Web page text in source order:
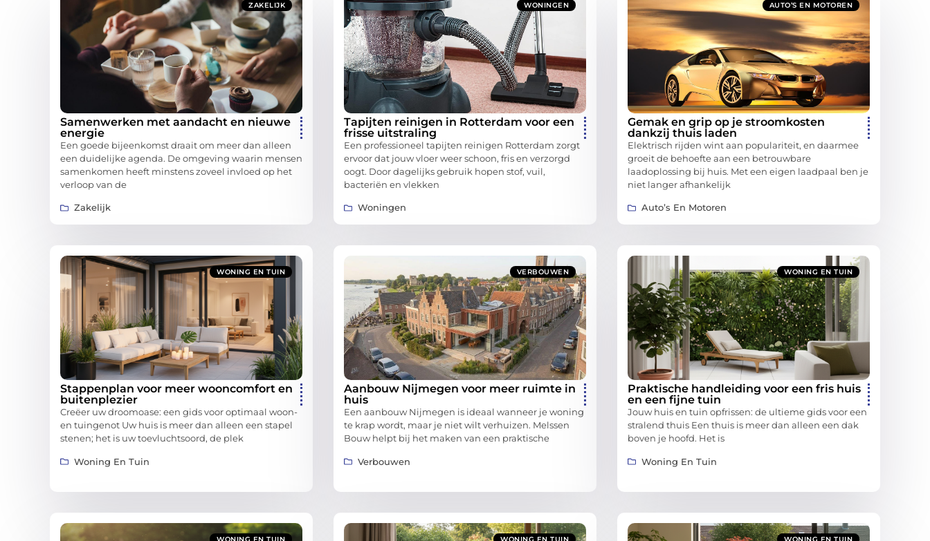
ZAKELIJK
Samenwerken met aandacht en nieuwe
energie
Een goede bijeenkomst draait om meer dan alleen
een duidelijke agenda. De omgeving waarin mensen
samenkomen heeft minstens zoveel invloed op het
verloop van de
Zakelijk
WONINGEN
Tapijten reinigen in Rotterdam voor een
frisse uitstraling
Een professioneel tapijten reinigen Rotterdam zorgt
ervoor dat jouw vloer weer schoon, fris en verzorgd
oogt. Door dagelijks gebruik hopen stof, vuil,
bacteriën en vlekken
Woningen
AUTO’S EN MOTOREN
Gemak en grip op je stroomkosten
dankzij thuis laden
Elektrisch rijden wint aan populariteit, en daarmee
groeit de behoefte aan een betrouwbare
laadoplossing bij huis. Met een eigen laadpaal ben je
niet langer afhankelijk
Auto’s En Motoren
WONING EN TUIN
Stappenplan voor meer wooncomfort en
buitenplezier
Creëer uw droomoase: een gids voor optimaal woon-
en tuingenot Uw huis is meer dan alleen een stapel
stenen; het is uw toevluchtsoord, de plek
Woning En Tuin
VERBOUWEN
Aanbouw Nijmegen voor meer ruimte in
huis
Een aanbouw Nijmegen is ideaal wanneer je woning
te krap wordt, maar je niet wilt verhuizen. Melssen
Bouw helpt bij het maken van een praktische
Verbouwen
WONING EN TUIN
Praktische handleiding voor een fris huis
en een fijne tuin
Jouw huis en tuin opfrissen: de ultieme gids voor een
stralend thuis Een thuis is meer dan alleen een dak
boven je hoofd. Het is
Woning En Tuin
WONING EN TUIN WONING EN TUIN WONING EN TUIN